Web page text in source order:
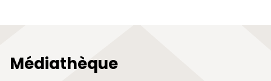
Médiathèque